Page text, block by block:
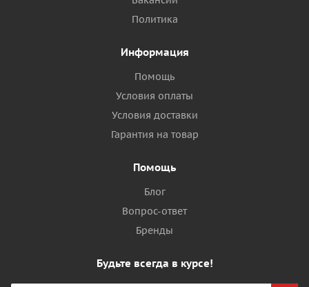
Политика
Информация
Помощь
Условия оплаты
Условия доставки
Гарантия на товар
Помощь
Блог
Вопрос-ответ
Бренды
Будьте всегда в курсе!